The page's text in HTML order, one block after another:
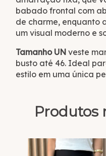
babado frontal com
de charme, enquanto
um visual moderno e
Tamanho UN veste
busto até 46. Ideal
estilo em uma única
Produtos